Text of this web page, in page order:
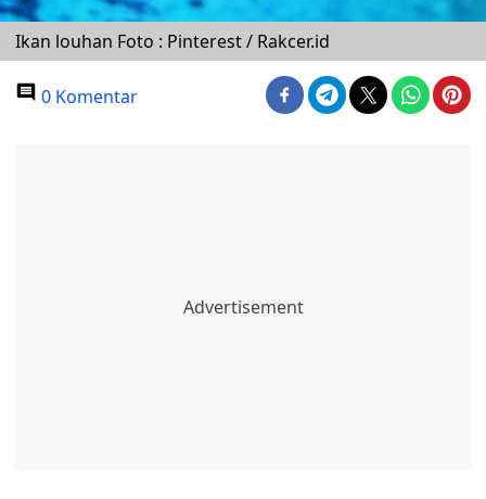
Ikan louhan Foto : Pinterest / Rakcer.id
0 Komentar